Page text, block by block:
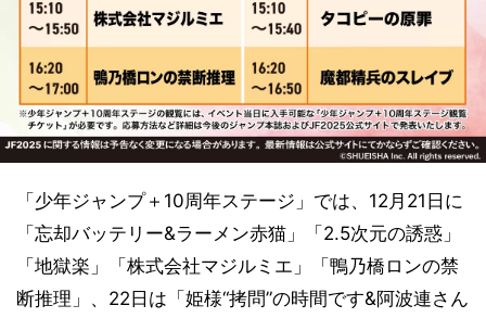
「少年ジャンプ＋10周年ステージ」では、12月21日に
「忘却バッテリー&ラーメン赤猫」「2.5次元の誘惑」
「地獄楽」「株式会社マジルミエ」「鴨乃橋ロンの禁
断推理」、22日は「姫様“拷問”の時間です&阿波連さん